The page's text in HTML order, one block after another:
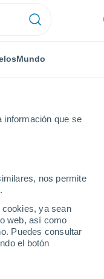
información que se
nos permite
cookies, ya sean
web, así como
Puedes consultar
el botón
Mundo
de